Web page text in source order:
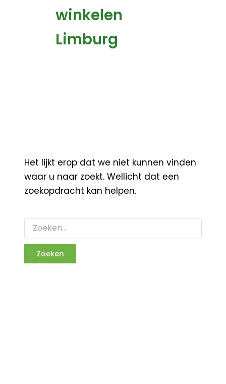
winkelen
Limburg
Het lijkt erop dat we niet kunnen vinden
waar u naar zoekt. Wellicht dat een
zoekopdracht kan helpen.